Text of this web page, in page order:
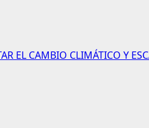
EL CAMBIO CLIMÁTICO Y